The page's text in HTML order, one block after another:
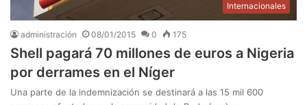
Internacionales
administración 08/01/2015 0 175
Shell pagará 70 millones de euros a Nigeria
por derrames en el Níger
Una parte de la indemnización se destinará a las 15 mil 600